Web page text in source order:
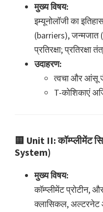
मुख्य विषय:
इम्यूनोलॉजी का
(barriers), जन्मजात
प्रतिरक्षा;
उदाहरण:
त्वचा और आंसू
T-कोशिकाएं
🟨 Unit II: कॉम्प्लीमेंट
System)
मुख्य विषय:
कॉम्प्लीमेंट प्रोटीन,
क्लासिकल, अल्टरनेट